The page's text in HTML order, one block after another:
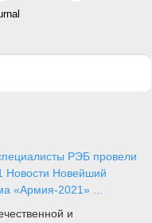
РЭБ провели
Новости Новейший
«Армия-2021» ...
и